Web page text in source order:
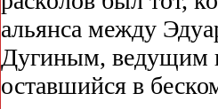
альянса между
Дугиным, ведущим
оставшийся в